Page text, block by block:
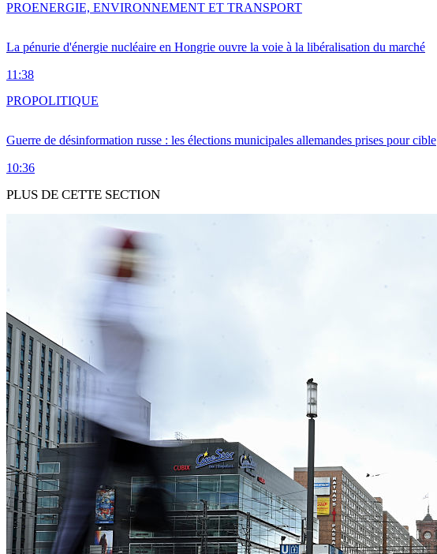
La pénurie d'énergie nucléaire en Hongrie ouvre la voie à la libéralisation du marché
11:38
PROENERGIE, ENVIRONNEMENT ET TRANSPORT
Guerre de désinformation russe : les élections municipales allemandes prises pour cible
10:36
PROPOLITIQUE
PLUS DE CETTE SECTION